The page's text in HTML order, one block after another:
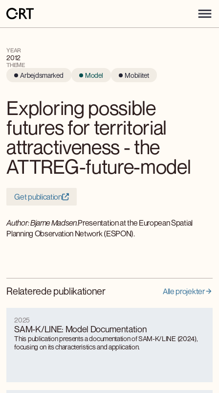
YEAR
2012
THEME
Arbejdsmarked Model Mobilitet
Exploring possible
futures for territorial
attractiveness - the
ATTREG-future-model
Get publication
Author: Bjarne Madsen.Presentation at the European Spatial
Planning Observation Network (ESPON).
Relaterede publikationer Alle projekter
SAM-K/LINE: Model Documentation
2025
This publication presents a documentation of SAM-K/LINE (2024),
focusing on its characteristics and application.